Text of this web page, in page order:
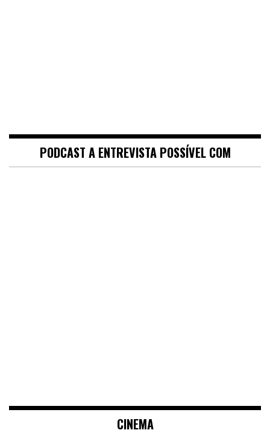
PODCAST A ENTREVISTA POSSÍVEL COM
CINEMA